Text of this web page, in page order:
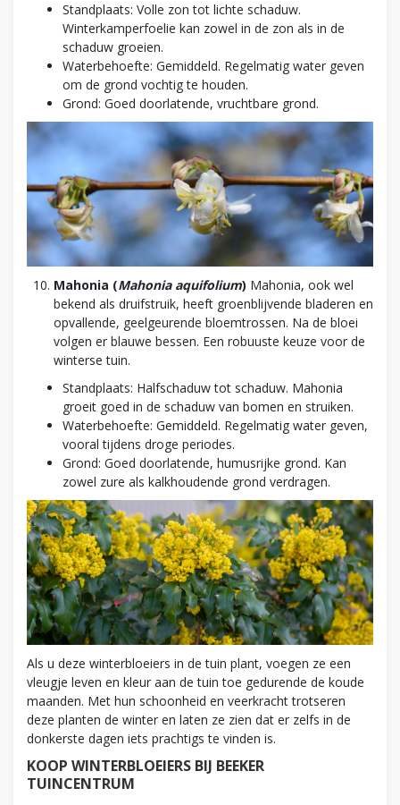
Standplaats: Volle zon tot lichte schaduw.
Winterkamperfoelie kan zowel in de zon als in de
schaduw groeien.
Waterbehoefte: Gemiddeld. Regelmatig water geven
om de grond vochtig te houden.
Grond: Goed doorlatende, vruchtbare grond.
Mahonia (Mahonia aquifolium) Mahonia, ook wel
bekend als druifstruik, heeft groenblijvende bladeren en
opvallende, geelgeurende bloemtrossen. Na de bloei
volgen er blauwe bessen. Een robuuste keuze voor de
winterse tuin.
Standplaats: Halfschaduw tot schaduw. Mahonia
groeit goed in de schaduw van bomen en struiken.
Waterbehoefte: Gemiddeld. Regelmatig water geven,
vooral tijdens droge periodes.
Grond: Goed doorlatende, humusrijke grond. Kan
zowel zure als kalkhoudende grond verdragen.
Als u deze winterbloeiers in de tuin plant, voegen ze een
vleugje leven en kleur aan de tuin toe gedurende de koude
maanden. Met hun schoonheid en veerkracht trotseren
deze planten de winter en laten ze zien dat er zelfs in de
donkerste dagen iets prachtigs te vinden is.
KOOP WINTERBLOEIERS BIJ BEEKER
TUINCENTRUM